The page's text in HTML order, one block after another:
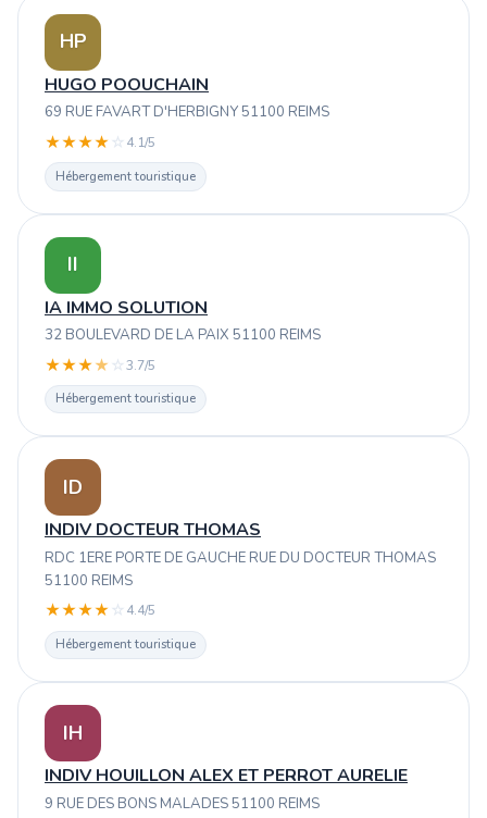
HP
HUGO POOUCHAIN
69 RUE FAVART D'HERBIGNY 51100 REIMS
★★★★ ☆ 4.1/5
Hébergement touristique
II
IA IMMO SOLUTION
32 BOULEVARD DE LA PAIX 51100 REIMS
★★★★ ☆3.7/5
Hébergement touristique
ID
INDIV DOCTEUR THOMAS
RDC 1ERE PORTE DE GAUCHE RUE DU DOCTEUR THOMAS
51100 REIMS
★★★★ ☆ 4.4/5
Hébergement touristique
IH
INDIV HOUILLON ALEX ET PERROT AURELIE
9 RUE DES BONS MALADES 51100 REIMS